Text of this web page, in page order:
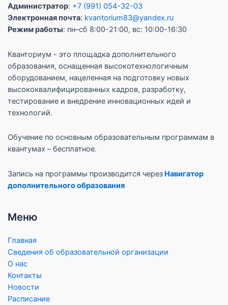
Администратор: +7 (991) 054-32-03
Электронная почта: kvantorium83@yandex.ru
Режим работы: пн–сб 8:00-21:00, вс: 10:00-16:30
Кванториум - это площадка дополнительного
образования, оснащенная высокотехнологичным
оборудованием, нацеленная на подготовку новых
высококвалифицированных кадров, разработку,
тестирование и внедрение инновационных идей и
технологий.
Обучение по основным образовательным программам в
квантумах – бесплатное.
Запись на программы производится через Навигатор
дополнительного образования
Меню
Главная
Сведения об образовательной организации
О нас
Контакты
Новости
Расписание